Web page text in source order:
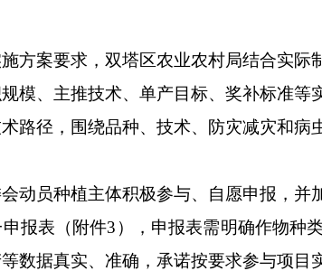
案要求，双塔区农业农村局结合实际
模、主推技术、单产目标、奖补标准
路径，围绕品种、技术、防灾减灾和病
员种植主体积极参与、自愿申报，并
报表（附件3），申报表需明确作物种
数据真实、准确，承诺按要求参与项目